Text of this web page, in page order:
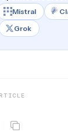
Mistral
Grok